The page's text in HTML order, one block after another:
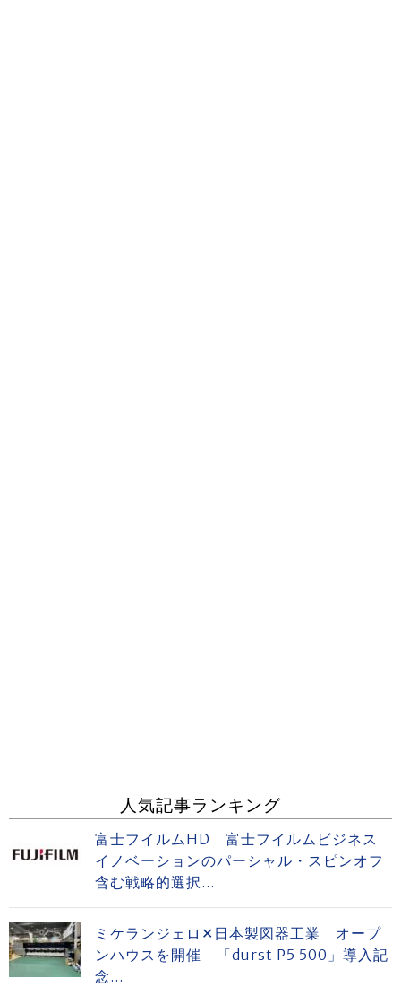
人気記事ランキング
富士フイルムHD 富士フイルムビジネス
イノベーションのパーシャル・スピンオフ
含む戦略的選択...
ミケランジェロ✕日本製図器工業 オープ
ンハウスを開催 「durst P5 500」導入記
念...